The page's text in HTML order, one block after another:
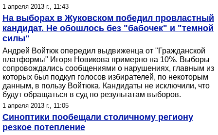
1 апреля 2013 г., 11:43
На выборах в Жуковском победил провластный
кандидат. Не обошлось без "бабочек" и "темной
силы"
Андрей Войтюк опередил выдвиженца от "Гражданской
платформы" Игоря Новикова примерно на 10%. Выборы
сопровождались сообщениями о нарушениях, главным из
которых был подкуп голосов избирателей, по некоторым
данным, в пользу Войтюка. Кандидаты не исключили, что
будут обращаться в суд по результатам выборов.
1 апреля 2013 г., 11:05
Синоптики пообещали столичному региону
резкое потепление